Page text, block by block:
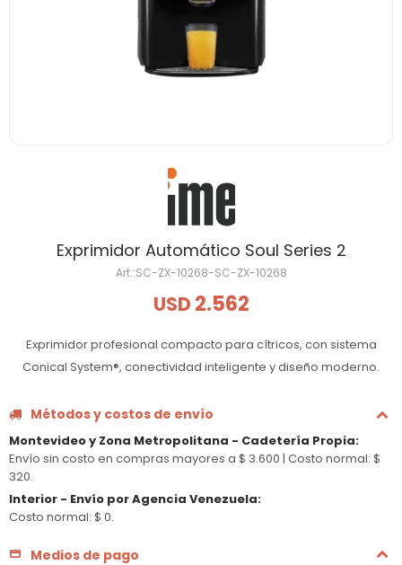
Exprimidor Automático Soul Series 2
SC-ZX-10268-SC-ZX-10268
USD 2.562
Exprimidor profesional compacto para cítricos, con sistema
Conical System®, conectividad inteligente y diseño moderno.
Métodos y costos de envío
Montevideo y Zona Metropolitana - Cadetería Propia:
Envío sin costo en compras mayores a $ 3.600 | Costo normal: $
320.
Interior - Envío por Agencia Venezuela:
Costo normal: $ 0.
Medios de pago